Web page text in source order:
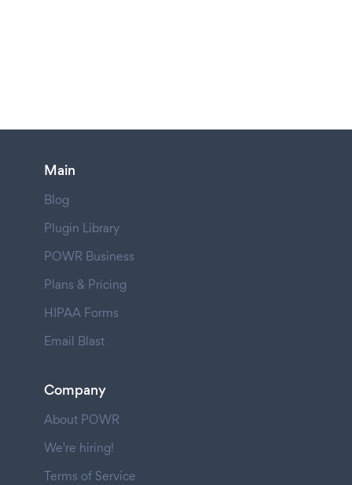
Main
Blog
Plugin Library
POWR Business
Plans & Pricing
HIPAA Forms
Email Blast
Company
About POWR
We're hiring!
Terms of Service